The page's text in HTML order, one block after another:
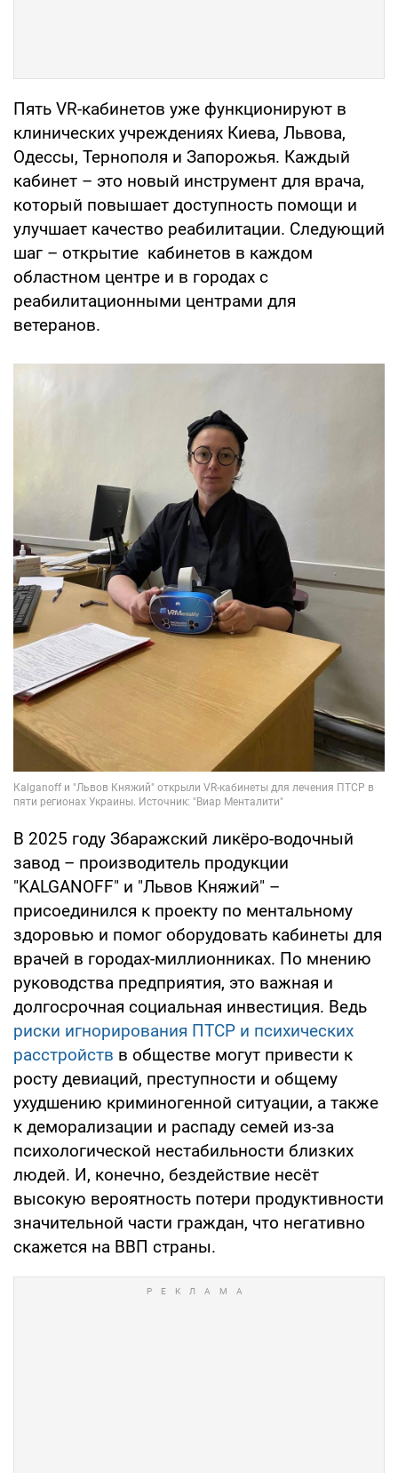
Пять VR-кабинетов уже функционируют в
клинических учреждениях Киева, Львова,
Одессы, Тернополя и Запорожья. Каждый
кабинет – это новый инструмент для врача,
который повышает доступность помощи и
улучшает качество реабилитации. Следующий
шаг – открытие кабинетов в каждом
областном центре и в городах с
реабилитационными центрами для
ветеранов.
В 2025 году Збаражский ликёро-водочный
завод – производитель продукции
"KALGANOFF" и "Львов Княжий" –
присоединился к проекту по ментальному
здоровью и помог оборудовать кабинеты для
врачей в городах-миллионниках. По мнению
руководства предприятия, это важная и
долгосрочная социальная инвестиция. Ведь
риски игнорирования ПТСР и психических
расстройств в обществе могут привести к
росту девиаций, преступности и общему
ухудшению криминогенной ситуации, а также
к деморализации и распаду семей из-за
психологической нестабильности близких
людей. И, конечно, бездействие несёт
высокую вероятность потери продуктивности
значительной части граждан, что негативно
скажется на ВВП страны.